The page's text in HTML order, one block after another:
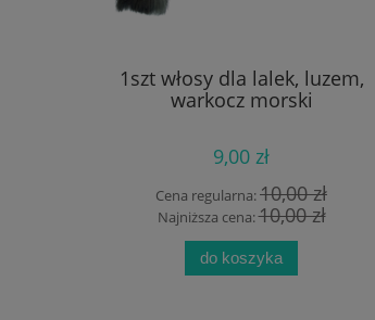
1szt włosy dla lalek, luzem,
warkocz morski
9,00 zł
Cena regularna:10,00 zł
Najniższa cena:10,00 zł
do koszyka